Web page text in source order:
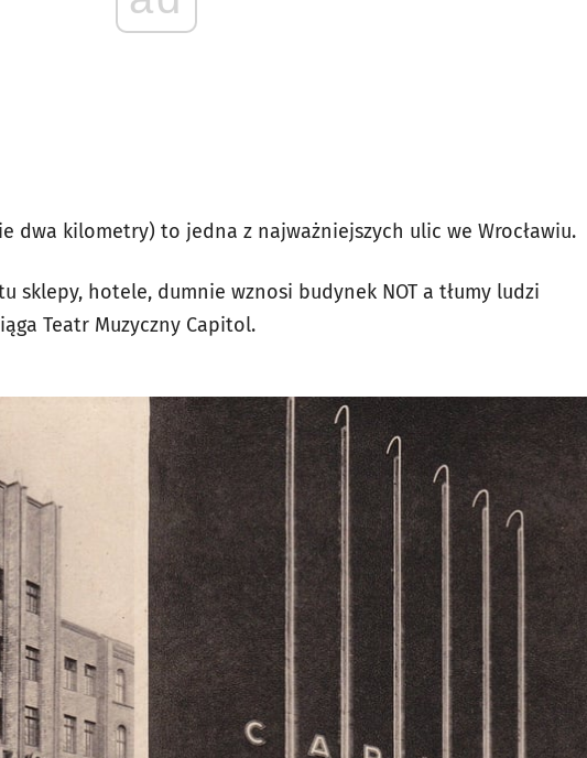
dwa kilometry) to jedna z najważniejszych ulic we Wrocławiu.
sklepy, hotele, dumnie wznosi budynek NOT a tłumy ludzi
Teatr Muzyczny Capitol.